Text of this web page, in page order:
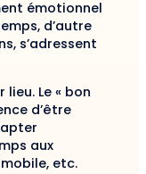
émotionnel
d’autre
s’adressent
Le « bon
d’être
aux
etc.